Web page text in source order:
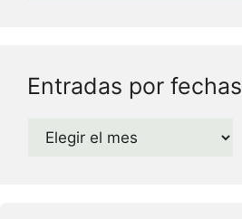
Entradas por fechas
Archivos